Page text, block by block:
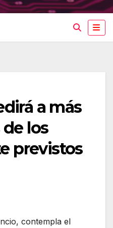
a más
los
previstos
contempla el